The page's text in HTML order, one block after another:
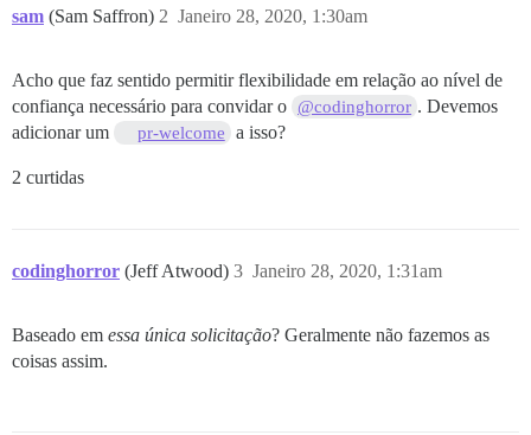
sam (Sam Saffron) Janeiro 28, 2020, 1:30am
2
Acho que faz sentido permitir flexibilidade em relação ao nível de
confiança necessário para convidar o @codinghorror . Devemos
adicionar um
pr-welcome a isso?
2 curtidas
codinghorror (Jeff Atwood) Janeiro 28, 2020, 1:31am
3
Baseado em essa única solicitação? Geralmente não fazemos as
coisas assim.